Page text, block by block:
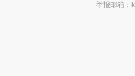
举报邮箱：